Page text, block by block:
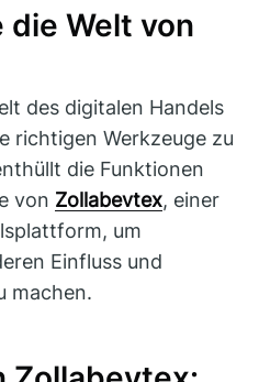
die Welt von
des digitalen Handels
richtigen Werkzeuge zu
die Funktionen
von Zollabevtex, einer
um
Einfluss und
machen.